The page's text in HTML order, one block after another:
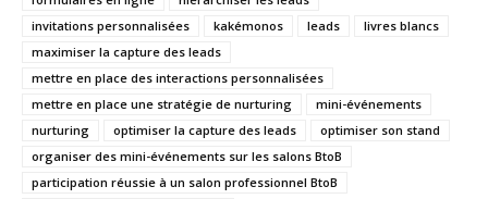
invitations personnalisées
kakémonos leads
livres blancs
maximiser la capture des leads
mettre en place des interactions personnalisées
mettre en place une stratégie de nurturing
mini-événements
nurturing
optimiser la capture des leads
optimiser son stand
organiser des mini-événements sur les salons BtoB
participation réussie à un salon professionnel BtoB